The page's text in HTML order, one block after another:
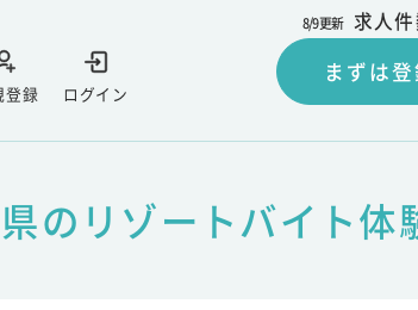
ログイン
登録
8/9更新 求人
まずは
のリゾートバイト体